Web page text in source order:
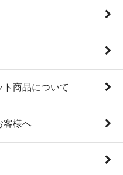
商品について
客様へ